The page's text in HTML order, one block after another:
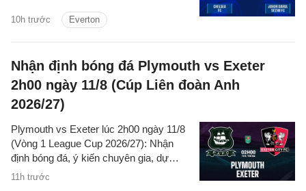
10h trước Everton
Nhận định bóng đá Plymouth vs Exeter
2h00 ngày 11/8 (Cúp Liên đoàn Anh
2026/27)
11h trước
Plymouth vs Exeter lúc 2h00 ngày 11/8
(Vòng 1 League Cup 2026/27): Nhận
định bóng đá, ý kiến chuyên gia, dự
đoán kết quả, phân tích trận đấu, thống